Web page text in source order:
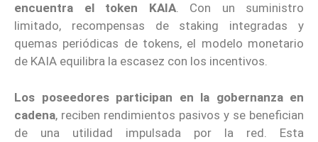
encuentra el token KAIA. Con un suministro
limitado, recompensas de staking integradas y
quemas periódicas de tokens, el modelo monetario
de KAIA equilibra la escasez con los incentivos.
Los poseedores participan en la gobernanza en
cadena, reciben rendimientos pasivos y se benefician
de una utilidad impulsada por la red. Esta